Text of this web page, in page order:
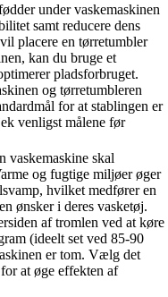
under vaskemaskinen
samt reducere dens
placere en tørretumbler
kan du bruge et
pladsforbruget.
og tørretumbleren
for at stablingen er
venligst målene før
vaskemaskine skal
og fugtige miljøer øger
hvilket medfører en
ønsker i deres vasketøj.
af tromlen ved at køre
(ideelt set ved 85-90
er tom. Vælg det
at øge effekten af